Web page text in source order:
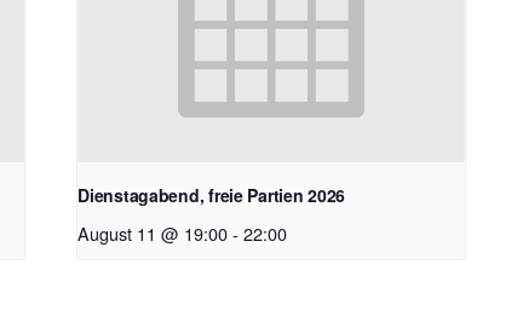
Dienstagabend, freie Partien 2026
August 11 @ 19:00 - 22:00